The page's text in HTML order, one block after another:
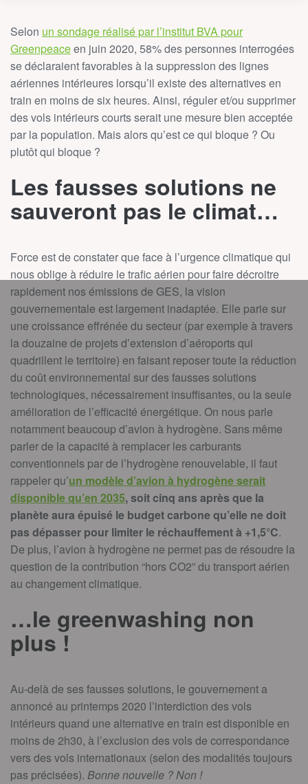
Selon un sondage réalisé par l’institut BVA pour
Greenpeaceen juin 2020, 58% des personnes interrogées
se déclaraient favorables à la suppression des lignes
aériennes intérieures lorsqu’il existe des alternatives en
train en moins de six heures. Ainsi, réguler et/ou supprimer
des vols intérieurs courts serait une mesure bien acceptée
par la population. Mais alors qu’est ce qui bloque ? Ou
plutôt qui bloque ?
Les fausses solutions ne
sauveront pas le climat…
Force est de constater que face à l’urgence climatique qui
nous oblige à réduire le trafic aérien pour faire décroitre
rapidement nos émissions de GES, la vision
gouvernementale est largement inadaptée. Elle parie sur
une croissance effrénée du secteur (par exemple à travers
la douzaine de projets d’extension d’aéroports qui
quadrillent le territoire) en faisant reposer toute la réduction
du coût environnemental sur des fausses solutions
technologiques, nécessairement insuffisantes, ou la seule
amélioration de l’efficacité énergétique. On nous parle
notamment beaucoup d’avion à hydrogène. Sans même
parler de la capacité à remplacer les carburants
conventionnels par de l’hydrogène renouvelable, il faut
rappeler qu’un modèle d’avion à hydrogène serait
disponible qu’en 2035, soit cinq ans après que la
planète aura épuisé le budget carbone qu’elle ne doit
pas dépasser pour limiter le réchauffement à +1,5°C.
De plus, l’avion à hydrogène ne permet pas de résoudre la
question de la contribution “hors CO2” du transport aérien
au changement climatique.
…le greenwashing non
plus !
Au-delà de ses fausses solutions, le gouvernement a
annoncé au printemps 2020 l’interdiction des vols
intérieurs quand une alternative en train est disponible en
moins de 2h30, à l’exclusion des vols de correspondance
vers des vols internationaux (selon des modalités toujours
pas précisées). Bonne nouvelle ? Non !